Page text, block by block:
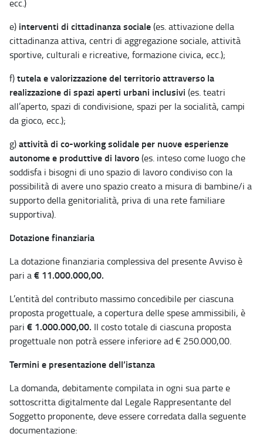
ecc.)
e) interventi di cittadinanza sociale(es. attivazione della
cittadinanza attiva, centri di aggregazione sociale, attività
sportive, culturali e ricreative, formazione civica, ecc.);
f)tutela e valorizzazione del territorio attraverso la
realizzazione di spazi aperti urbani inclusivi (es. teatri
all’aperto, spazi di condivisione, spazi per la socialità, campi
da gioco, ecc.);
g)attività di co-working solidale per nuove esperienze
autonome e produttive di lavoro(es. inteso come luogo che
soddisfa i bisogni di uno spazio di lavoro condiviso con la
possibilità di avere uno spazio creato a misura di bambine/i a
supporto della genitorialità, priva di una rete familiare
supportiva).
Dotazione finanziaria
La dotazione finanziaria complessiva del presente Avviso è
pari a€ 11.000.000,00.
L’entità del contributo massimo concedibile per ciascuna
proposta progettuale, a copertura delle spese ammissibili, è
pari € 1.000.000,00. Il costo totale di ciascuna proposta
progettuale non potrà essere inferiore ad € 250.000,00.
Termini e presentazione dell’istanza
La domanda, debitamente compilata in ogni sua parte e
sottoscritta digitalmente dal Legale Rappresentante del
Soggetto proponente, deve essere corredata dalla seguente
documentazione: